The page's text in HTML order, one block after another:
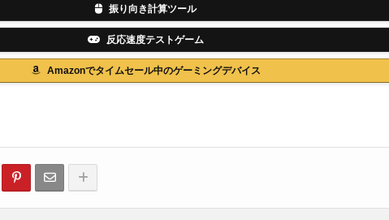
振り向き計算ツール
反応速度テストゲーム
Amazonでタイムセール中のゲーミングデバイス